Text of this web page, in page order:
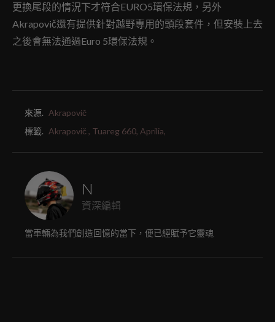
更換尾段的情況下才符合EURO5環保法規，另外
Akrapovič還有提供針對越野專用的頭段套件，但安裝上去
之後會無法通過Euro 5環保法規。
來源. Akrapovič
標籤. Akrapovič , Tuareg 660, Aprilia,
N
資深編輯
當車輛為我們創造回憶的當下，便已經賦予它靈魂